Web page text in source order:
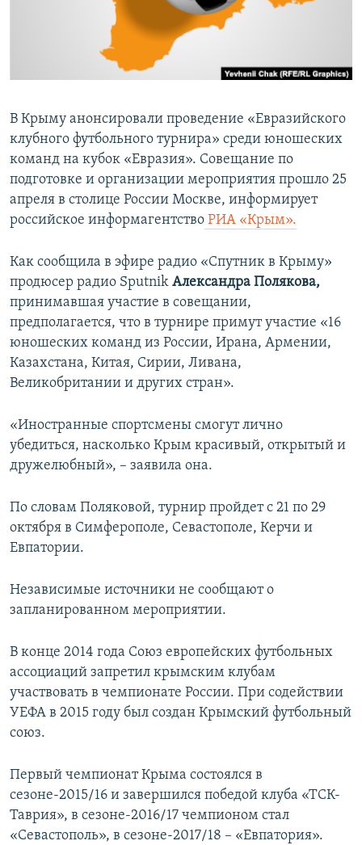
ПОБЕДИТЕЛЕЙ НЕ СУДЯТ?
КРЫМ.НЕПОКОРЕННЫЙ
ПРИСОЕДИНЯЙТЕСЬ!
Все сайты RFE/RL
В Крыму анонсировали проведение «Евразийского
клубного футбольного турнира» среди юношеских
команд на кубок «Евразия». Совещание по
подготовке и организации мероприятия прошло 25
апреля в столице России Москве, информирует
российское информагентство РИА «Крым».
Как сообщила в эфире радио «Спутник в Крыму»
продюсер радио Sputnik Александра Полякова,
принимавшая участие в совещании,
предполагается, что в турнире примут участие «16
юношеских команд из России, Ирана, Армении,
Казахстана, Китая, Сирии, Ливана,
Великобритании и других стран».
«Иностранные спортсмены смогут лично
убедиться, насколько Крым красивый, открытый и
дружелюбный», – заявила она.
По словам Поляковой, турнир пройдет с 21 по 29
октября в Симферополе, Севастополе, Керчи и
Евпатории.
Независимые источники не сообщают о
запланированном мероприятии.
В конце 2014 года Союз европейских футбольных
ассоциаций запретил крымским клубам
участвовать в чемпионате России. При содействии
УЕФА в 2015 году был создан Крымский футбольный
союз.
Первый чемпионат Крыма состоялся в
сезоне-2015/16 и завершился победой клуба «ТСК-
Таврия», в сезоне-2016/17 чемпионом стал
«Севастополь», в сезоне-2017/18 – «Евпатория».